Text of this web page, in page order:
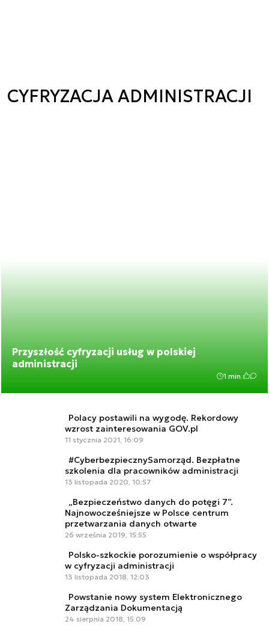
CYFRYZACJA ADMINISTRACJI
Przyszłość cyfryzacji usług w polskiej
administracji
1 min.
Polacy postawili na wygodę. Rekordowy
wzrost zainteresowania GOV.pl
11 stycznia 2021, 16:09
#CyberbezpiecznySamorząd. Bezpłatne
szkolenia dla pracowników administracji
13 listopada 2020, 10:57
„Bezpieczeństwo danych do potęgi 7”.
Najnowocześniejsze w Polsce centrum
przetwarzania danych otwarte
26 września 2019, 15:55
Polsko-szkockie porozumienie o współpracy
w cyfryzacji administracji
13 listopada 2018, 12:03
Powstanie nowy system Elektronicznego
Zarządzania Dokumentacją
24 sierpnia 2018, 15:09